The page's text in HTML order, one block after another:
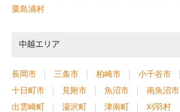
粟島浦村
中越エリア
長岡市 三条市 柏崎市 小千谷市
十日町市
見附市 魚沼市 南魚沼市
出雲崎町
湯沢町 津南町 刈羽村